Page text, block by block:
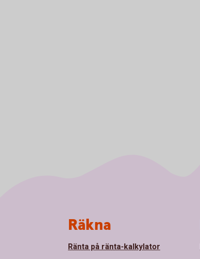
Räkna
Ränta på ränta-kalkylator